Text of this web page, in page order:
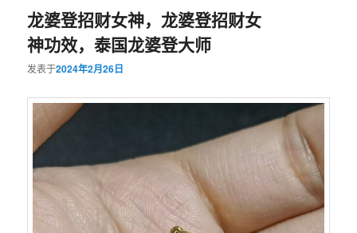
龙婆登招财女神，龙婆登招财女
神功效，泰国龙婆登大师
发表于2024年2月26日